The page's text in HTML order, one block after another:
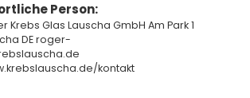
Person:
Krebs Glas Lauscha GmbH Am Park 1
DE roger-
kontakt